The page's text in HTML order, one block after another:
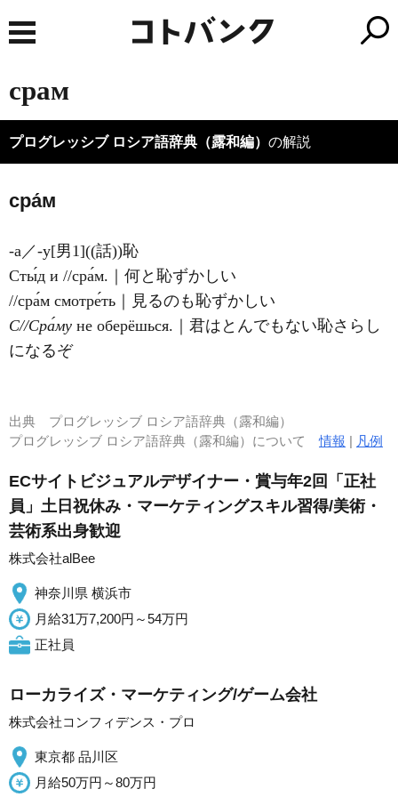
срам
プログレッシブ ロシア語辞典（露和編） の解説
сра́м
-а／-у[男1]((話))恥
Сты́д и //сра́м.｜何と恥ずかしい
//сра́м смотре́ть｜見るのも恥ずかしい
С//Сра́му не оберёшься.｜君はとんでもない恥さらし
になるぞ
出典 プログレッシブ ロシア語辞典（露和編）
プログレッシブ ロシア語辞典（露和編）について情報 | 凡例
ECサイトビジュアルデザイナー・賞与年2回「正社
員」土日祝休み・マーケティングスキル習得/美術・
芸術系出身歓迎
株式会社alBee
神奈川県 横浜市
月給31万7,200円～54万円
正社員
ローカライズ・マーケティング/ゲーム会社
株式会社コンフィデンス・プロ
東京都 品川区
月給50万円～80万円